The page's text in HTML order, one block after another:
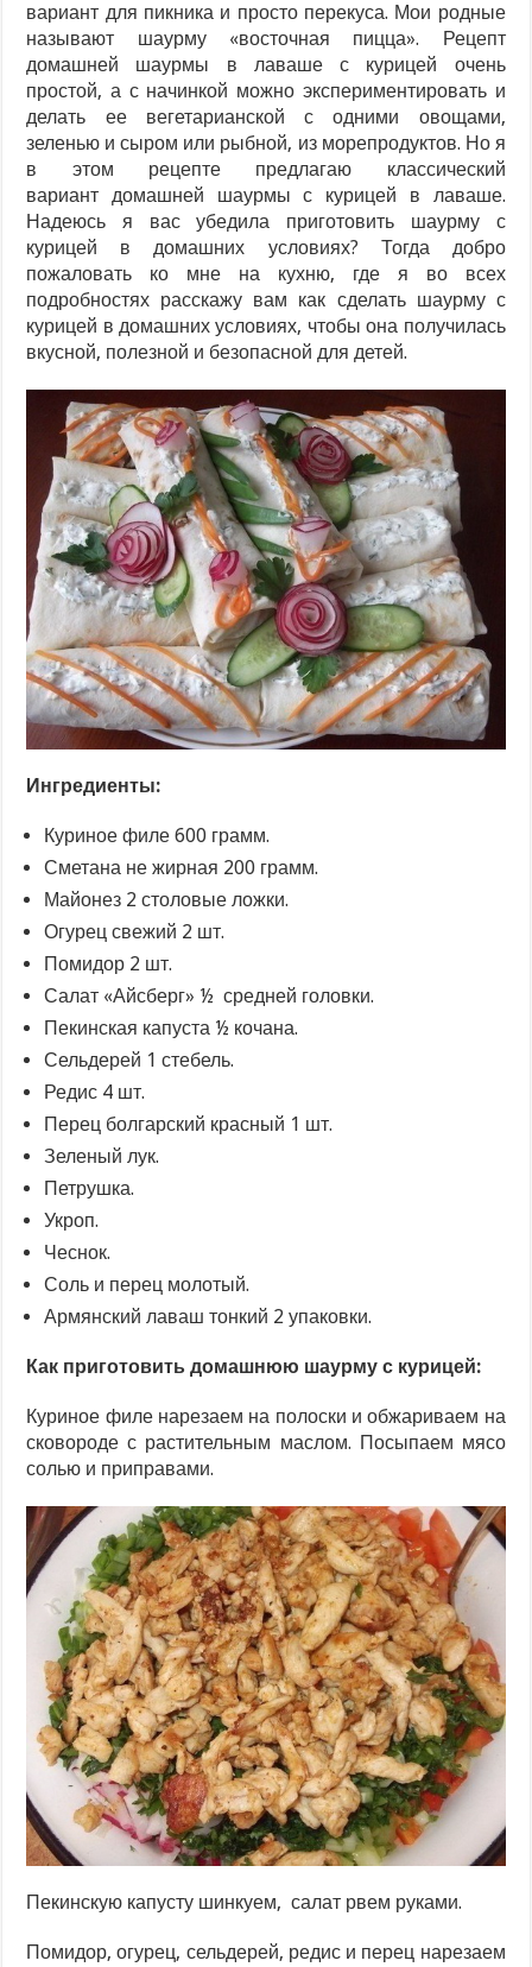
вариант для пикника и просто перекуса. Мои родные
называют шаурму «восточная пицца». Рецепт
домашней шаурмы в лаваше с курицей очень
простой, а с начинкой можно экспериментировать и
делать ее вегетарианской с одними овощами,
зеленью и сыром или рыбной, из морепродуктов. Но я
в этом рецепте предлагаю классический
вариант домашней шаурмы с курицей в лаваше.
Надеюсь я вас убедила приготовить шаурму с
курицей в домашних условиях? Тогда добро
пожаловать ко мне на кухню, где я во всех
подробностях расскажу вам как сделать шаурму с
курицей в домашних условиях, чтобы она получилась
вкусной, полезной и безопасной для детей.
Ингредиенты:
Куриное филе 600 грамм.
Сметана не жирная 200 грамм.
Майонез 2 столовые ложки.
Огурец свежий 2 шт.
Помидор 2 шт.
Салат «Айсберг» ½ средней головки.
Пекинская капуста ½ кочана.
Сельдерей 1 стебель.
Редис 4 шт.
Перец болгарский красный 1 шт.
Зеленый лук.
Петрушка.
Укроп.
Чеснок.
Соль и перец молотый.
Армянский лаваш тонкий 2 упаковки.
Как приготовить домашнюю шаурму с курицей:
Куриное филе нарезаем на полоски и обжариваем на
сковороде с растительным маслом. Посыпаем мясо
солью и приправами.
Пекинскую капусту шинкуем, салат рвем руками.
Помидор, огурец, сельдерей, редис и перец нарезаем